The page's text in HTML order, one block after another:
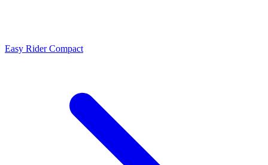
Easy Rider Compact